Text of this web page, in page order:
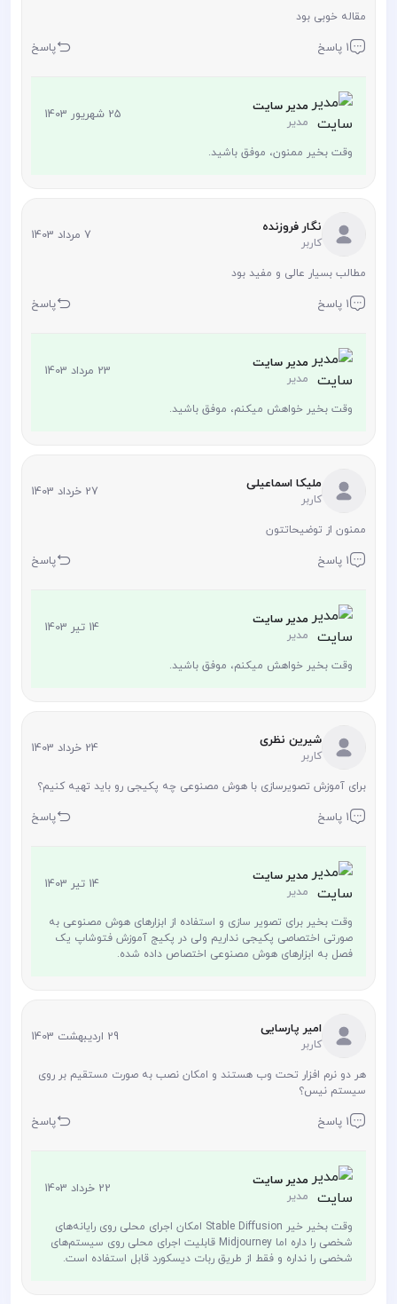
مقاله خوبی بود
1 پاسخ پاسخ
مدیر سایت
مدیر 25 شهریور 1403
وقت بخیر ممنون، موفق باشید.
نگار فروزنده
کاربر 7 مرداد 1403
مطالب بسیار عالی و مفید بود
1 پاسخ پاسخ
مدیر سایت
مدیر 23 مرداد 1403
وقت بخیر خواهش میکنم، موفق باشید.
ملیکا اسماعیلی
کاربر 27 خرداد 1403
ممنون از توضیحاتتون
1 پاسخ پاسخ
مدیر سایت
مدیر 14 تیر 1403
وقت بخیر خواهش میکنم، موفق باشید.
شیرین نظری
کاربر 24 خرداد 1403
برای آموزش تصویرسازی با هوش مصنوعی چه پکیجی رو باید تهیه کنیم؟
1 پاسخ پاسخ
مدیر سایت
مدیر 14 تیر 1403
وقت بخیر برای تصویر سازی و استفاده از ابزارهای هوش مصنوعی به
صورتی اختصاصی پکیجی نداریم ولی در پکیج آموزش فتوشاپ یک
فصل به ابزارهای هوش مصنوعی اختصاص داده شده.
امیر پارسایی
کاربر 29 اردیبهشت 1403
هر دو نرم افزار تحت وب هستند و امکان نصب به صورت مستقیم بر روی
سیستم نیس؟
1 پاسخ پاسخ
مدیر سایت
مدیر 22 خرداد 1403
وقت بخیر خیر Stable Diffusion امکان اجرای محلی روی رایانه‌های
شخصی را داره اما Midjourney قابلیت اجرای محلی روی سیستم‌های
شخصی را نداره و فقط از طریق ربات دیسکورد قابل استفاده است.